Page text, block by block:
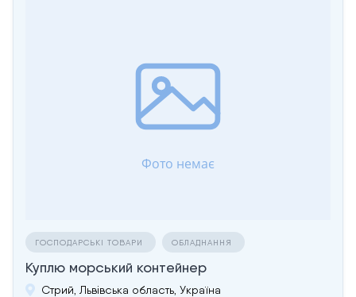
ГОСПОДАРСЬКІ ТОВАРИ ОБЛАДНАННЯ
Куплю морський контейнер
Стрий, Львівська область, Україна